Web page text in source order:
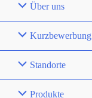
Über uns
Kurzbewerbung
Standorte
Produkte